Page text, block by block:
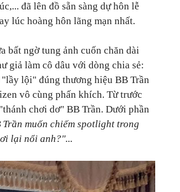
đã lên đồ sẵn sàng dự hôn lễ
lúc hoàng hôn lãng mạn nhất.
bất ngờ tung ảnh cuốn chăn dài
giả làm cô dâu với dòng chia sẻ:
"lầy lội" đúng thương hiệu BB Trần
vô cùng phấn khích. Từ trước
chơi dơ" BB Trần. Dưới phần
Trần muốn chiếm spotlight trong
lại nổi anh?"...